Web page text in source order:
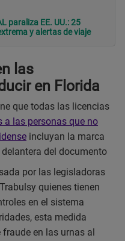
paraliza EE. UU.: 25
y alertas de viaje
las
en Florida
que todas las licencias
a las personas que no
incluyan la marca
del documento
por las legisladoras
quienes tienen
en el sistema
esta medida
en las urnas al